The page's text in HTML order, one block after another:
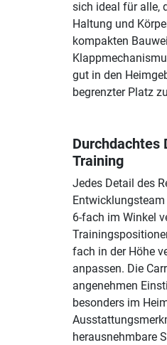
sich ideal für alle,
Haltung und
kompakten
gut in den
begrenzter Platz
Durchdachtes
Training
Jedes Detail des
6-fach im Winkel
fach in der Höhe
anpassen. Die
angenehmen
besonders im
herausnehmbare